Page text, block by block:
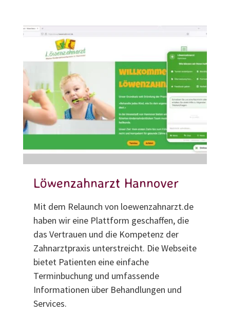
Löwenzahnarzt Hannover
Mit dem Relaunch von loewenzahnarzt.de
haben wir eine Plattform geschaffen, die
das Vertrauen und die Kompetenz der
Zahnarztpraxis unterstreicht. Die Webseite
bietet Patienten eine einfache
Terminbuchung und umfassende
Informationen über Behandlungen und
Services.